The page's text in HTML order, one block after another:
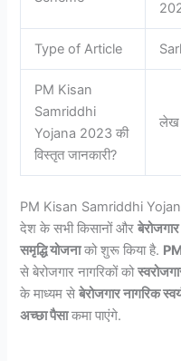
Type of Article
PM Kisan
Samriddhi
Yojana 2023 की
विस्तृत जानकारी?
लेख
PM Kisan Samriddhi
देश के सभी किसानों और
समृद्धि योजनाको शुरू किया है.
से बेरोजगार नागरिकों को
के माध्यम सेबेरोजगार नागरिक
अच्छा पैसाकमा पाएंगे.